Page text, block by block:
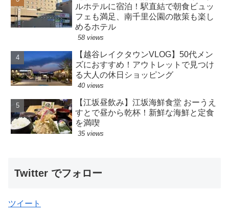
ルホテルに宿泊！駅直結で朝食ビュッ
フェも満足、南千里公園の散策も楽し
めるホテル
58 views
【越谷レイクタウンVLOG】50代メン
ズにおすすめ！アウトレットで見つけ
る大人の休日ショッピング
40 views
【江坂昼飲み】江坂海鮮食堂 おーうえ
すとで昼から乾杯！新鮮な海鮮と定食
を満喫
35 views
Twitter でフォロー
ツイート